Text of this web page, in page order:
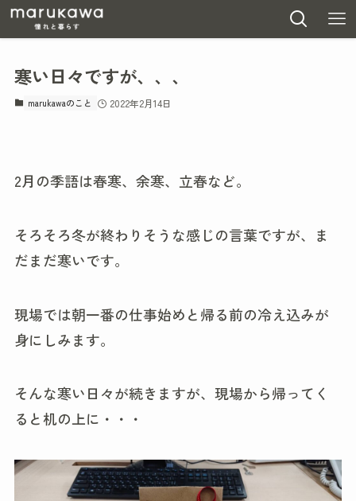
寒い日々ですが、、、
marukawaのこと 2022年2月14日
2月の季語は春寒、余寒、立春など。
そろそろ冬が終わりそうな感じの言葉ですが、ま
だまだ寒いです。
現場では朝一番の仕事始めと帰る前の冷え込みが
身にしみます。
そんな寒い日々が続きますが、現場から帰ってく
ると机の上に・・・